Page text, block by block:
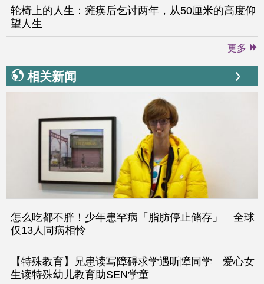
轮椅上的人生：瘫痪后乞讨两年，从50厘米的高度仰
望人生
更多
相关新闻
怎么吃都不胖！少年患罕病「脂肪停止储存」 全球
仅13人同病相怜
【特殊教育】兄患读写障碍求学遇听障同学 爱心女
生读特殊幼儿教育助SEN学童